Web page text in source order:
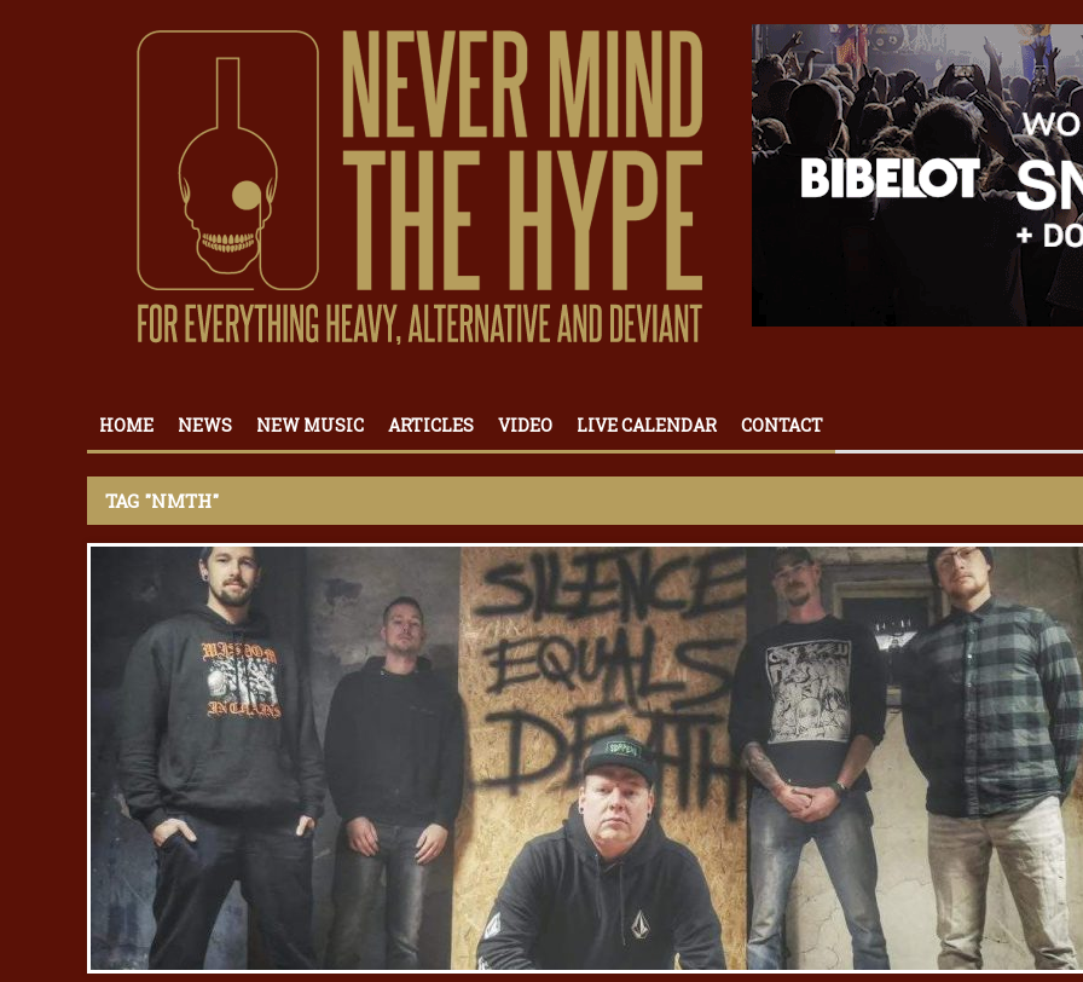
HOME NEWS NEW MUSIC ARTICLES VIDEO LIVE CALENDAR CONTACT
TAG "NMTH"